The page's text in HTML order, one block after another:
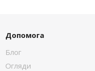
Допомога
Блог
Огляди